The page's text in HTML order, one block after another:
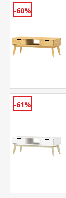
-60%
-61%